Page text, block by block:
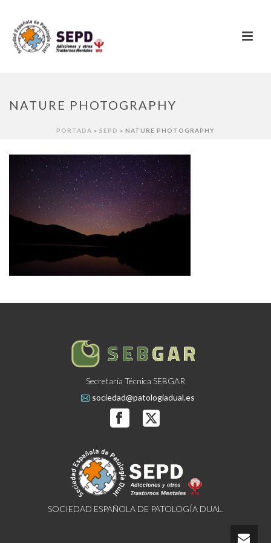
NATURE PHOTOGRAPHY
PORTADA » SEPD » NATURE PHOTOGRAPHY
Secretaría Técnica SEBGAR
sociedad@patologiadual.es
SOCIEDAD ESPAÑOLA DE PATOLOGÍA DUAL.